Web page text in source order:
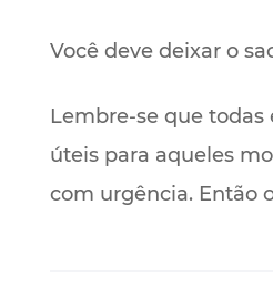
Você deve deixar o
Lembre-se que
úteis para aqueles
com urgência. Então